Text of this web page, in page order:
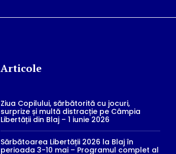
Articole
Ziua Copilului, sărbătorită cu jocuri,
surprize și multă distracție pe Câmpia
Libertății din Blaj – 1 iunie 2026
Sărbătoarea Libertății 2026 la Blaj în
perioada 3-10 mai – Programul complet al